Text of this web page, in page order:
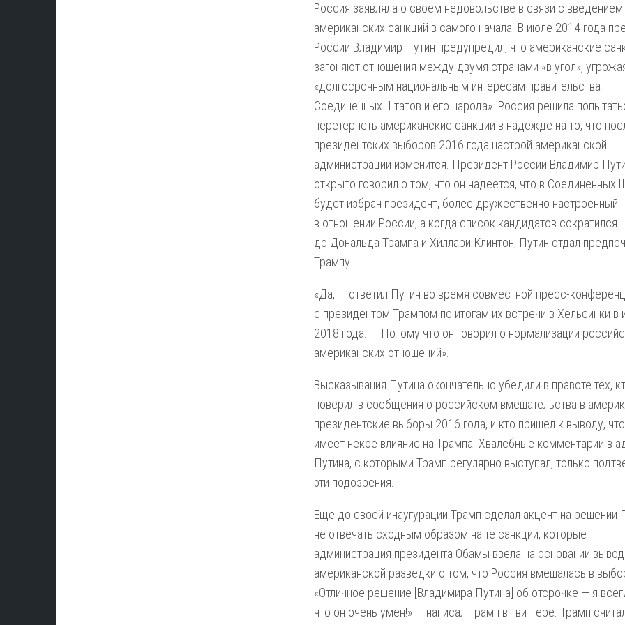
Россия заявляла о своем недовольстве в связи с введением
американских санкций в самого начала. В июле 2014 года
России Владимир Путин предупредил, что американские
загоняют отношения между двумя странами «в угол»,
«долгосрочным национальным интересам правительства
Соединенных Штатов и его народа». Россия решила
перетерпеть американские санкции в надежде на то, что
президентских выборов 2016 года настрой американской
администрации изменится. Президент России Владимир
открыто говорил о том, что он надеется, что в Соединенных
будет избран президент, более дружественно настроенный
в отношении России, а когда список кандидатов сократился
до Дональда Трампа и Хиллари Клинтон, Путин отдал
Трампу.
«Да, — ответил Путин во время совместной пресс-
с президентом Трампом по итогам их встречи в Хельсинки в
2018 года. — Потому что он говорил о нормализации
американских отношений».
Высказывания Путина окончательно убедили в правоте тех,
поверил в сообщения о российском вмешательства в
президентские выборы 2016 года, и кто пришел к выводу,
имеет некое влияние на Трампа. Хвалебные комментарии в
Путина, с которыми Трамп регулярно выступал, только
эти подозрения.
Еще до своей инаугурации Трамп сделал акцент на решении
не отвечать сходным образом на те санкции, которые
администрация президента Обамы ввела на основании
американской разведки о том, что Россия вмешалась в
«Отличное решение [Владимира Путина] об отсрочке — я
что он очень умен!» — написал Трамп в твиттере. Трамп